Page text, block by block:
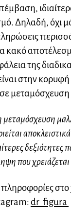
Δηλαδή, όχι
κακό
της
στην
μεταμόσχευση
μεταμόσχευση
που
στο
dr_figura